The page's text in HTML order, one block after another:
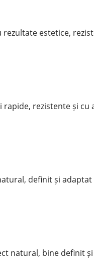
estetice,
rezistente și cu
definit și
natural, bine definit